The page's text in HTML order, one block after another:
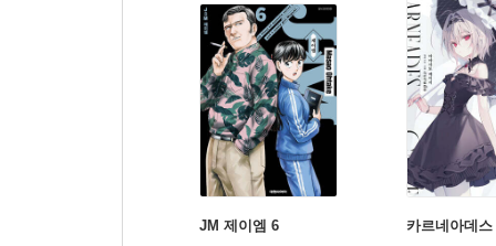
JM 제이엠 6 카르네아데스